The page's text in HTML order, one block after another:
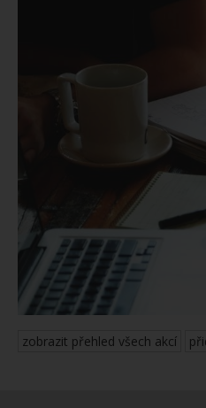
zobrazit přehled všech akcí